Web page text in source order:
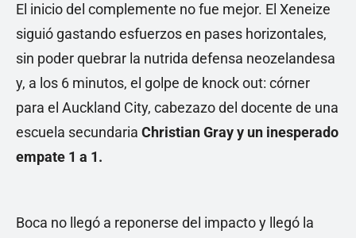
El inicio del complemente no fue mejor. El Xeneize
siguió gastando esfuerzos en pases horizontales,
sin poder quebrar la nutrida defensa neozelandesa
y, a los 6 minutos, el golpe de knock out: córner
para el Auckland City, cabezazo del docente de una
escuela secundaria Christian Gray y un inesperado
empate 1 a 1.
Boca no llegó a reponerse del impacto y llegó la